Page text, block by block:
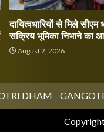
दायित्वधारियों से मिले सीएम
सक्रिय भूमिका निभाने का
August 2, 2026
DHAM